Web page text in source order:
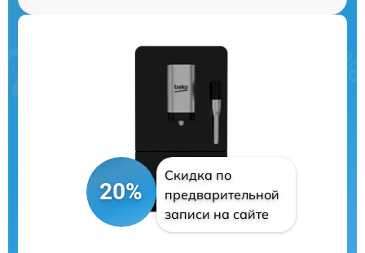
20%
Скидка по
предварительной
записи на сайте